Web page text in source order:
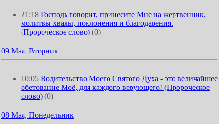
21:18 Господь говорит, принесите Мне на жертвенник,
молитвы хвалы, поклонения и благодарения.
(Пророческое слово) (0)
09 Мая, Вторник
10:05 Водительство Моего Святого Духа - это величайшее
обетование Моё, для каждого верующего! (Пророческое
слово) (0)
08 Мая, Понедельник